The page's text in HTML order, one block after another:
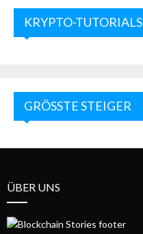
KRYPTO-TUTORIALS
GRÖSSTE STEIGER
ÜBER UNS